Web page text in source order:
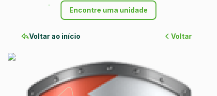
Encontre uma unidade
Voltar ao início Voltar